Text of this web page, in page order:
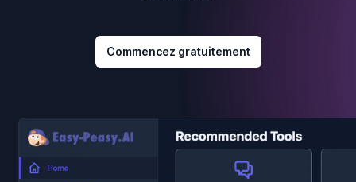
Commencez gratuitement